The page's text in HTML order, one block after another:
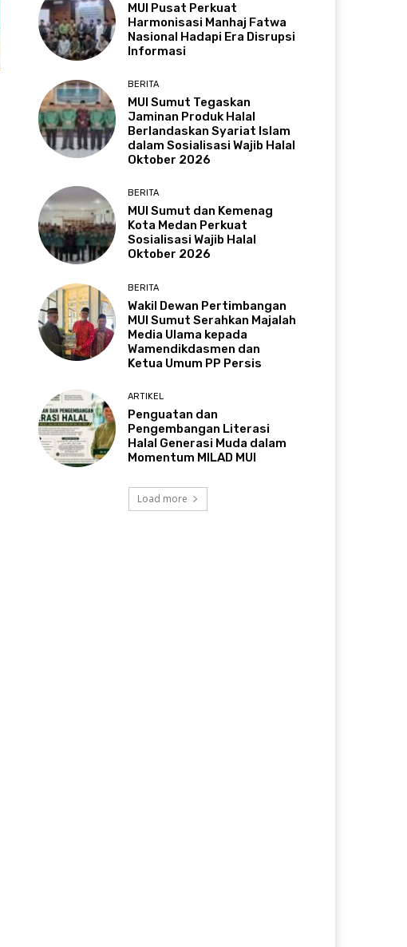
MUI Pusat Perkuat
Harmonisasi Manhaj Fatwa
Nasional Hadapi Era Disrupsi
Informasi
BERITA
MUI Sumut Tegaskan
Jaminan Produk Halal
Berlandaskan Syariat Islam
dalam Sosialisasi Wajib Halal
Oktober 2026
BERITA
MUI Sumut dan Kemenag
Kota Medan Perkuat
Sosialisasi Wajib Halal
Oktober 2026
BERITA
Wakil Dewan Pertimbangan
MUI Sumut Serahkan Majalah
Media Ulama kepada
Wamendikdasmen dan
Ketua Umum PP Persis
ARTIKEL
Penguatan dan
Pengembangan Literasi
Halal Generasi Muda dalam
Momentum MILAD MUI
Load more